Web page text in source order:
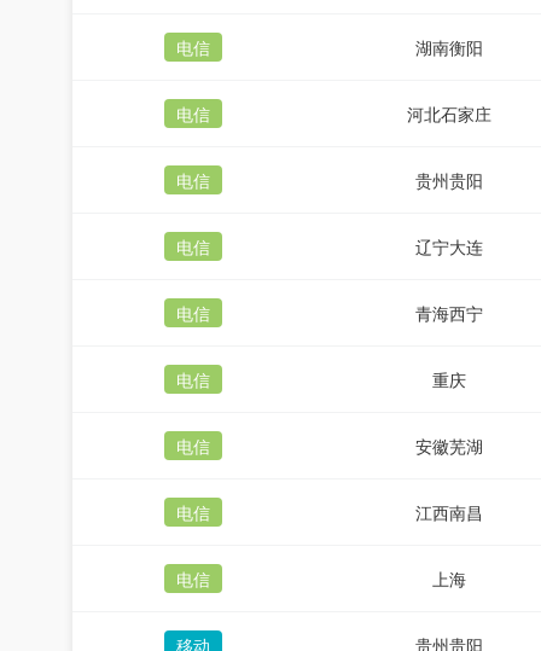
电信 湖南衡阳
电信 河北石家庄
电信 贵州贵阳
电信 辽宁大连
电信 青海西宁
电信 重庆
电信 安徽芜湖
电信 江西南昌
电信 上海
移动 贵州贵阳